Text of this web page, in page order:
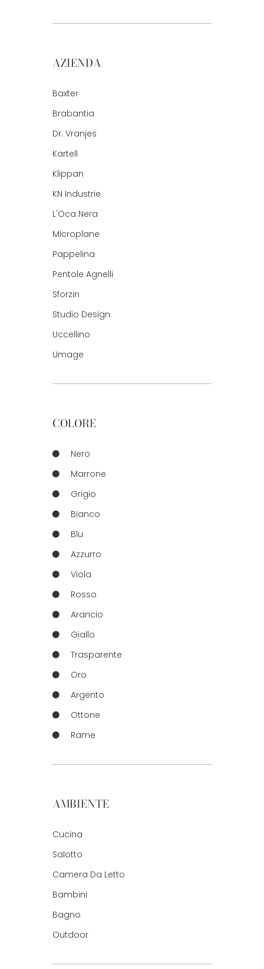
AZIENDA
Baxter
Brabantia
Dr. Vranjes
Kartell
Klippan
KN Industrie
L'Oca Nera
Microplane
Pappelina
Pentole Agnelli
Sforzin
Studio Design
Uccellino
Umage
COLORE
Nero
Marrone
Grigio
Bianco
Blu
Azzurro
Viola
Rosso
Arancio
Giallo
Trasparente
Oro
Argento
Ottone
Rame
AMBIENTE
Cucina
Salotto
Camera Da Letto
Bambini
Bagno
Outdoor